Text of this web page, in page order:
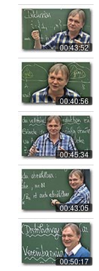
00:43:52
00:40:56
00:45:34
00:43:05
00:50:17